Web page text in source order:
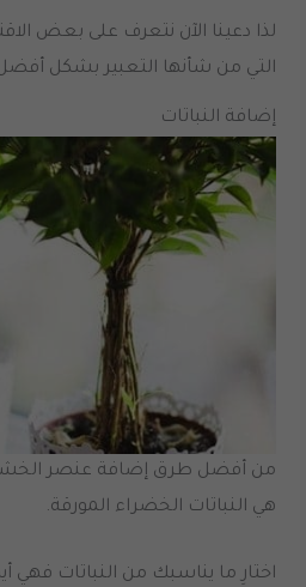
لذا دعينا الآن نتعرف على بعض
التي من شأنها التعبير بشكل
إضافة النباتات
من أفضل طرق إضافة عنصر
هي النباتات الخضراء المورقة.
اختارِ ما يناسبك من النباتات فهي